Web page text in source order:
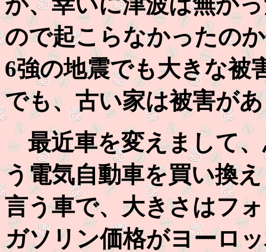
ので起こらなかったの
6強の地震でも大きな被
でも、古い家は被害が
最近車を変えまして、
う電気自動車を買い換
言う車で、大きさはフ
ガソリン価格がヨーロ